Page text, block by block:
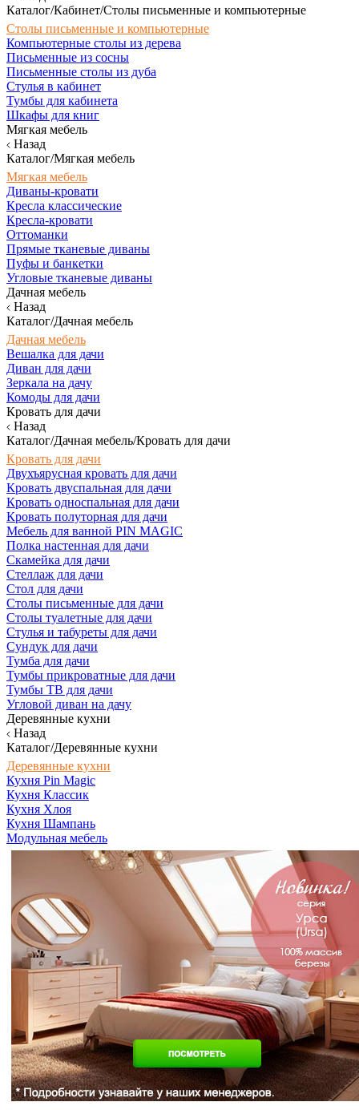
Каталог/Кабинет/Столы письменные и компьютерные
Столы письменные и компьютерные
Компьютерные столы из дерева
Письменные из сосны
Письменные столы из дуба
Стулья в кабинет
Тумбы для кабинета
Шкафы для книг
Мягкая мебель
Назад
Каталог/Мягкая мебель
Мягкая мебель
Диваны-кровати
Кресла классические
Кресла-кровати
Оттоманки
Прямые тканевые диваны
Пуфы и банкетки
Угловые тканевые диваны
Дачная мебель
Назад
Каталог/Дачная мебель
Дачная мебель
Вешалка для дачи
Диван для дачи
Зеркала на дачу
Комоды для дачи
Кровать для дачи
Назад
Каталог/Дачная мебель/Кровать для дачи
Кровать для дачи
Двухъярусная кровать для дачи
Кровать двуспальная для дачи
Кровать односпальная для дачи
Кровать полуторная для дачи
Мебель для ванной PIN MAGIC
Полка настенная для дачи
Скамейка для дачи
Стеллаж для дачи
Стол для дачи
Столы письменные для дачи
Столы туалетные для дачи
Стулья и табуреты для дачи
Сундук для дачи
Тумба для дачи
Тумбы прикроватные для дачи
Тумбы ТВ для дачи
Угловой диван на дачу
Деревянные кухни
Назад
Каталог/Деревянные кухни
Деревянные кухни
Кухня Pin Magic
Кухня Классик
Кухня Хлоя
Кухня Шампань
Модульная мебель